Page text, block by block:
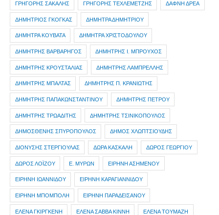
ΓΡΗΓΟΡΗΣ ΣΑΚΑΛΗΣ ΓΡΗΓΟΡΗΣ ΤΕΧΛΕΜΕΤΖΗΣ ΔΑΦΝΗ ΔΡΕΑ
ΔΗΜΗΤΡIOΣ ΓΚΟΓΚΑΣ ΔΗΜΗΤΡΑ ΔΗΜΗΤΡΙΟΥ
ΔΗΜΗΤΡΑ ΚΟΥΒΑΤΑ ΔΗΜΗΤΡΑ ΧΡΙΣΤΟΔΟΥΛΟΥ
ΔΗΜΗΤΡΗΣ ΒΑΡΒΑΡΗΓΟΣ ΔΗΜΗΤΡΗΣ Ι. ΜΠΡΟΥΧΟΣ
ΔΗΜΗΤΡΗΣ ΚΡΟΥΣΤΑΛΙΑΣ ΔΗΜΗΤΡΗΣ ΛΑΜΠΡΕΛΛΗΣ
ΔΗΜΗΤΡΗΣ ΜΠΑΛΤΑΣ ΔΗΜΗΤΡΗΣ Π. ΚΡΑΝΙΩΤΗΣ
ΔΗΜΗΤΡΗΣ ΠΑΠΑΚΩΝΣΤΑΝΤΙΝΟΥ ΔΗΜΗΤΡΗΣ ΠΕΤΡΟΥ
ΔΗΜΗΤΡΗΣ ΤΡΩΑΔΙΤΗΣ ΔΗΜΗΤΡΗΣ ΤΣΙΝΙΚΟΠΟΥΛΟΣ
ΔΗΜΟΣΘΕΝΗΣ ΣΠΥΡΟΠΟΥΛΟΣ ΔΗΜΟΣ ΧΛΩΠΤΣΙΟΥΔΗΣ
ΔΙΟΝΥΣΗΣ ΣΤΕΡΓΙΟΥΛΑΣ ΔΩΡΑ ΚΑΣΚΑΛΗ ΔΩΡΟΣ ΓΕΩΡΓΙΟΥ
ΔΩΡΟΣ ΛΟΪΖΟΥ Ε. ΜΥΡΩΝ ΕΙΡΗΝΗ ΑΣΗΜΕΝΟΥ
ΕΙΡΗΝΗ ΙΩΑΝΝΙΔΟΥ ΕΙΡΗΝΗ ΚΑΡΑΓΙΑΝΝΙΔΟΥ
ΕΙΡΗΝΗ ΜΠΟΜΠΟΛΗ ΕΙΡΗΝΗ ΠΑΡΑΔΕΙΣΑΝΟΥ
ΕΛΕΝΑ ΓΚΙΡΓΚΕΝΗ ΕΛΕΝΑ ΣΑΒΒΑ ΚΙΝΝΗ ΕΛΕΝΑ ΤΟΥΜΑΖΗ